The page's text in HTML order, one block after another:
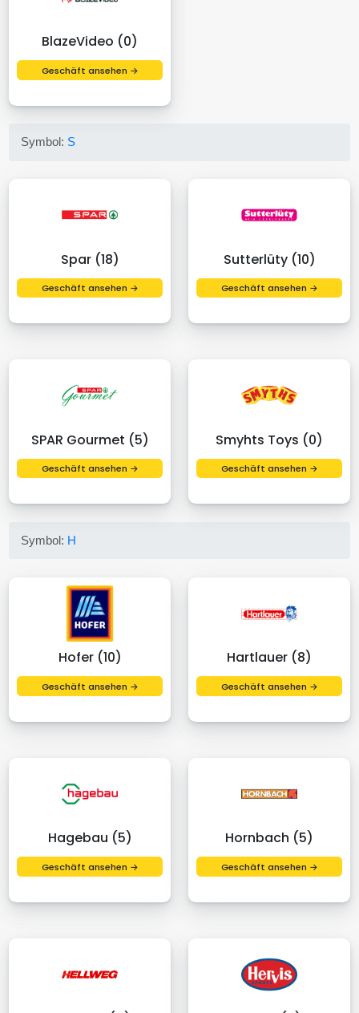
BlazeVideo (0)
Geschäft ansehen →
Symbol: S
Spar (18)
Geschäft ansehen →
Sutterlüty (10)
Geschäft ansehen →
SPAR Gourmet (5)
Geschäft ansehen →
Smyhts Toys (0)
Geschäft ansehen →
Symbol: H
Hofer (10)
Geschäft ansehen →
Hartlauer (8)
Geschäft ansehen →
Hagebau (5)
Geschäft ansehen →
Hornbach (5)
Geschäft ansehen →